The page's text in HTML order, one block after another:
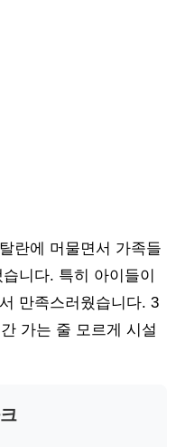
란에 머물면서 가족들
니다. 특히 아이들이
만족스러웠습니다. 3
가는 줄 모르게 시설